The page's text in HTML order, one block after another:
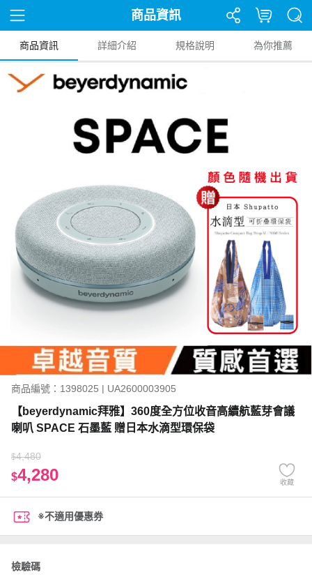
商品資訊
商品資訊 詳細介紹 規格說明 為你推薦
商品編號：1398025 | UA2600003905
【beyerdynamic拜雅】360度全方位收音高續航藍芽會議
喇叭 SPACE 石墨藍 贈日本水滴型環保袋
$4,480
$4,280 收藏
※不適用優惠券
檢驗碼